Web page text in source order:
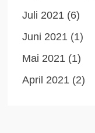
Juli 2021 (6)
Juni 2021 (1)
Mai 2021 (1)
April 2021 (2)